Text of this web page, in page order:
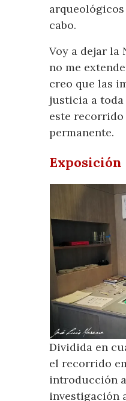
cabo.
Voy a dejar la
no me
creo que las
justicia a toda
este
permanente.
Dividida en
el recorrido
introducción
investigación